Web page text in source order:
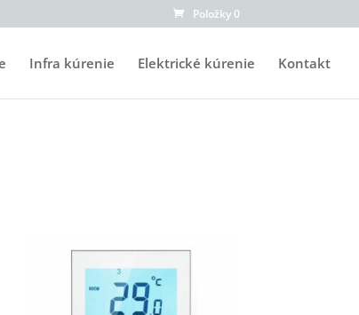
Položky 0
Infra kúrenie Elektrické kúrenie Kontakt